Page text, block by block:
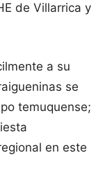
de Villarrica y
a su
se
temuquense;
en este